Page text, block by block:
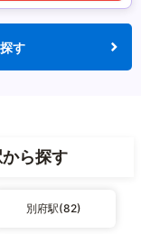
す
ら探す
別府駅(82)